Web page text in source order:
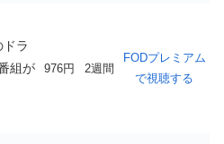
ラ
組が
976円 2週間
FODプレミアム
で視聴する